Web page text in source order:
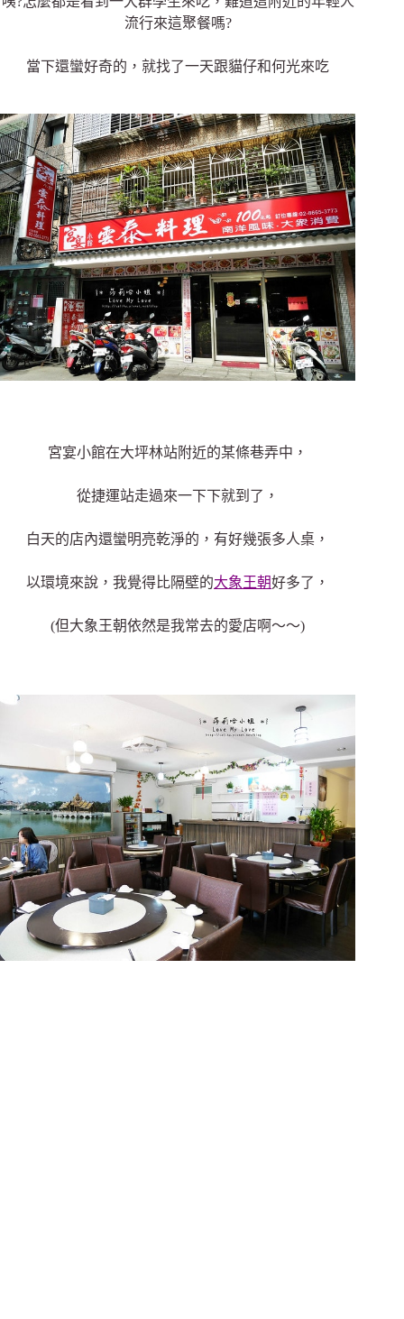
流行來這聚餐嗎?
當下還蠻好奇的，就找了一天跟貓仔和何光來吃
宮宴小館在大坪林站附近的某條巷弄中，
從捷運站走過來一下下就到了，
白天的店內還蠻明亮乾淨的，有好幾張多人桌，
以環境來說，我覺得比隔壁的大象王朝好多了，
(但大象王朝依然是我常去的愛店啊～～)